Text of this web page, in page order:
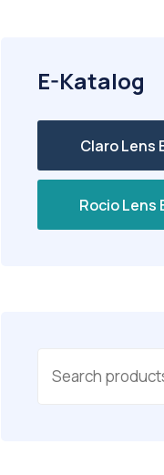
E-Katalog
Claro Lens
Rocio Lens